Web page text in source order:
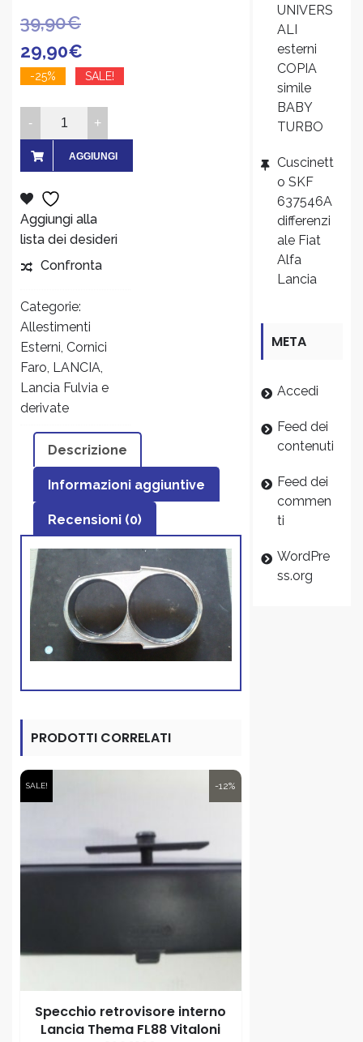
39,90€Il
prezzo
originale
era:
39,90€.
29,90€
Il
prezzo
attuale
è:
29,90€.
-25% SALE!
Cornice
faro
destra
in
ABS
cromato
Lancia
Fulvia
quantity
AGGIUNGI
CARRELLO
Aggiungi alla
lista dei desideri
Confronta
Categorie:
Allestimenti
Esterni Cornici
Faro LANCIA
Lancia Fulvia e
derivate
Descrizione
Informazioni aggiuntive
Recensioni (0)
PRODOTTI CORRELATI
-12%
SALE!
Specchio retrovisore interno
Lancia Thema FL88 Vitaloni
UNIVERS
ALI
esterni
COPIA
simile
BABY
TURBO
Cuscinett
o SKF
637546A
differenzi
ale Fiat
Alfa
Lancia
META
Accedi
Feed dei
contenuti
Feed dei
commen
ti
WordPre
ss.org